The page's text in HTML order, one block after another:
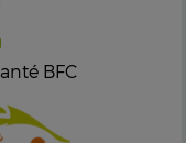
BFC